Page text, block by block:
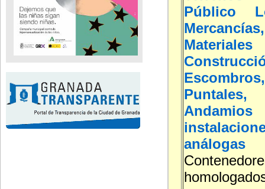
Público
Mercancías,
análogas